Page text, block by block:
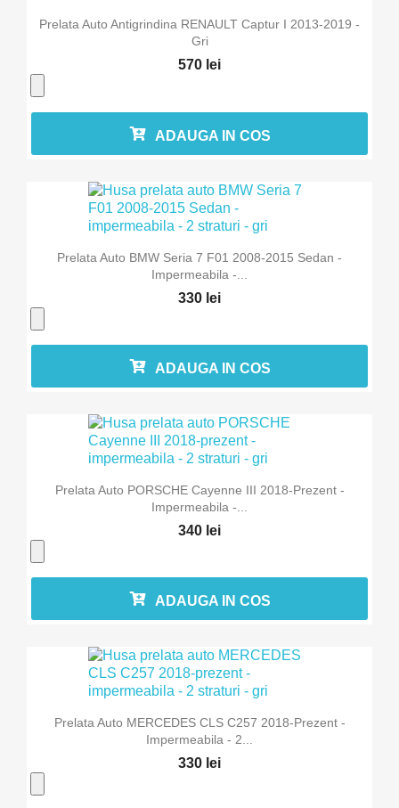
Prelata Auto Antigrindina RENAULT Captur I 2013-2019 -
Gri
570 lei
ADAUGA IN COS
Prelata Auto BMW Seria 7 F01 2008-2015 Sedan -
Impermeabila -...
330 lei
ADAUGA IN COS
Prelata Auto PORSCHE Cayenne III 2018-Prezent -
Impermeabila -...
340 lei
ADAUGA IN COS
Prelata Auto MERCEDES CLS C257 2018-Prezent -
Impermeabila - 2...
330 lei